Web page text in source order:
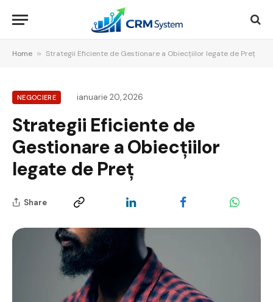
Home » Strategii Eficiente de Gestionare a Obiecțiilor legate de Preț
NEGOCIERE ianuarie 20, 2026
Strategii Eficiente de
Gestionare a Obiecțiilor
legate de Preț
Share